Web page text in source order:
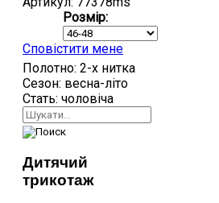
Розмір:
Сповістити мене
Полотно: 2-х нитка
Сезон: весна-літо
Стать: чоловіча
Дитячий
трикотаж